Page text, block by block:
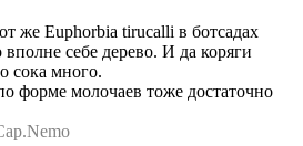
же Euphorbia tirucalli в ботсадах
вполне себе дерево. И да коряги
сока много.
форме молочаев тоже достаточно